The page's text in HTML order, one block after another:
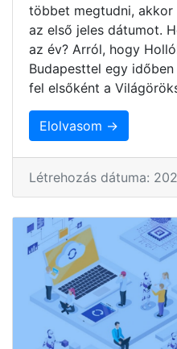
többet megtudni, akkor
az első jeles dátumot.
az év? Arról, hogy
Budapesttel egy
fel elsőként a
Elolvasom →
Létrehozás dátuma: